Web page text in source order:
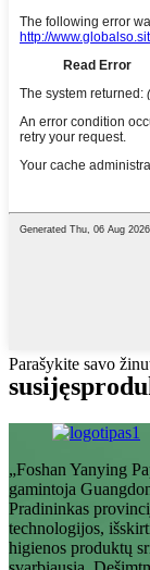
Parašykite savo
susijęs
„Foshan Yanying
gamintoja
Pradininkas
technologijos,
higienos produktų